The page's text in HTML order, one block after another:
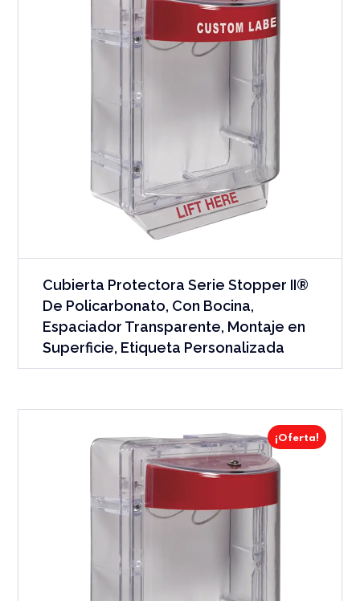
Cubierta Protectora Serie Stopper II®
De Policarbonato, Con Bocina,
Espaciador Transparente, Montaje en
Superficie, Etiqueta Personalizada
¡Oferta!